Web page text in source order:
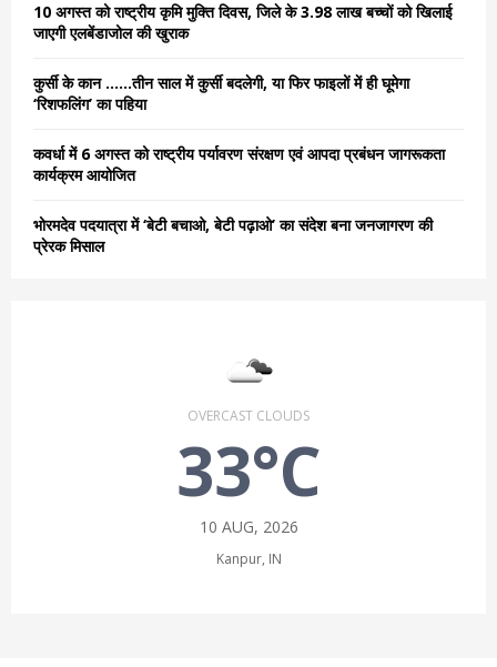
10 अगस्त को राष्ट्रीय कृमि मुक्ति दिवस, जिले के 3.98 लाख बच्चों को खिलाई
जाएगी एलबेंडाजोल की खुराक
कुर्सी के कान ……तीन साल में कुर्सी बदलेगी, या फिर फाइलों में ही घूमेगा
‘रिशफलिंग’ का पहिया
कवर्धा में 6 अगस्त को राष्ट्रीय पर्यावरण संरक्षण एवं आपदा प्रबंधन जागरूकता
कार्यक्रम आयोजित
भोरमदेव पदयात्रा में ‘बेटी बचाओ, बेटी पढ़ाओ’ का संदेश बना जनजागरण की
प्रेरक मिसाल
OVERCAST CLOUDS
33°C
10 AUG, 2026
Kanpur, IN